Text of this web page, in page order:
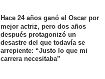
Hace 24 años ganó el Oscar por
mejor actriz, pero dos años
después protagonizó un
desastre del que todavía se
arrepiente: “Justo lo que mi
carrera necesitaba”